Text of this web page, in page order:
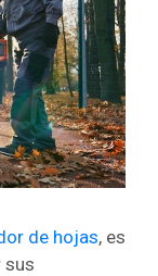
de hojas, es
sus